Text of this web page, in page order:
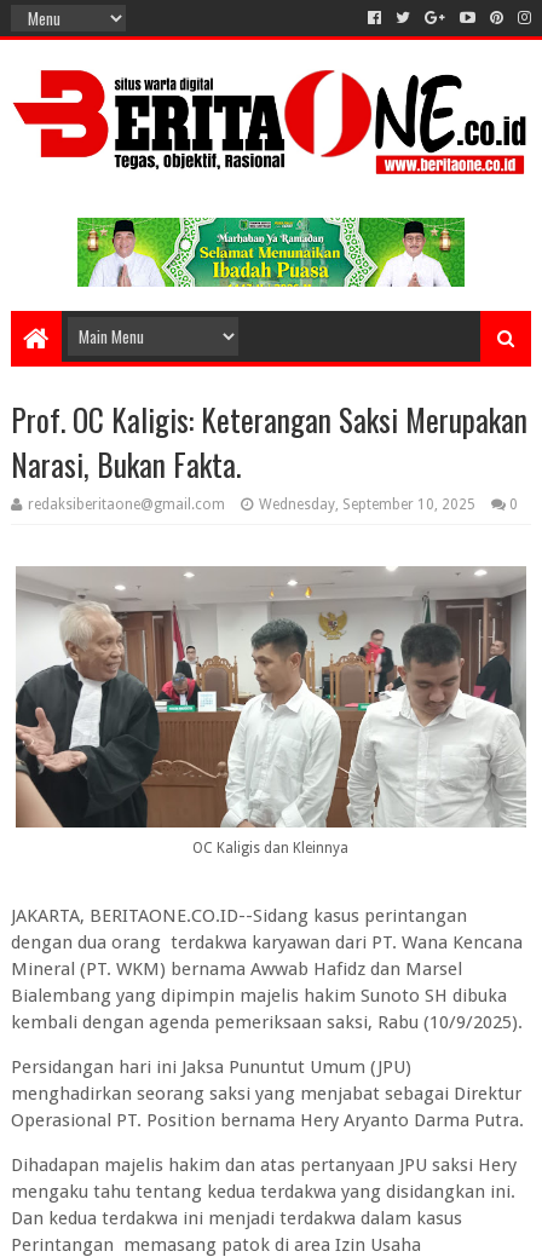
Prof. OC Kaligis: Keterangan Saksi Merupakan
Narasi, Bukan Fakta.
redaksiberitaone@gmail.com Wednesday, September 10, 2025 0
OC Kaligis dan Kleinnya
JAKARTA, BERITAONE.CO.ID--Sidang kasus perintangan
dengan dua orang terdakwa karyawan dari PT. Wana Kencana
Mineral (PT. WKM) bernama Awwab Hafidz dan Marsel
Bialembang yang dipimpin majelis hakim Sunoto SH dibuka
kembali dengan agenda pemeriksaan saksi, Rabu (10/9/2025).
Persidangan hari ini Jaksa Pununtut Umum (JPU)
menghadirkan seorang saksi yang menjabat sebagai Direktur
Operasional PT. Position bernama Hery Aryanto Darma Putra.
Dihadapan majelis hakim dan atas pertanyaan JPU saksi Hery
mengaku tahu tentang kedua terdakwa yang disidangkan ini.
Dan kedua terdakwa ini menjadi terdakwa dalam kasus
Perintangan memasang patok di area Izin Usaha